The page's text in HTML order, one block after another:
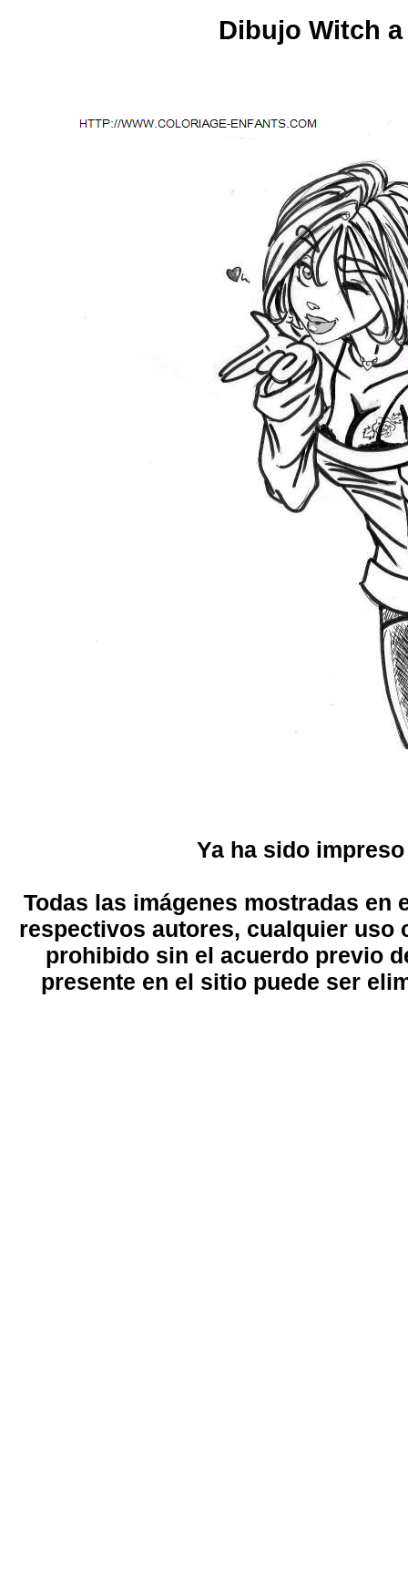
Dibujo Witch
Ya ha sido
Todas las imágenes mostradas en
respectivos autores, cualquier uso
prohibido sin el acuerdo previo
presente en el sitio puede ser